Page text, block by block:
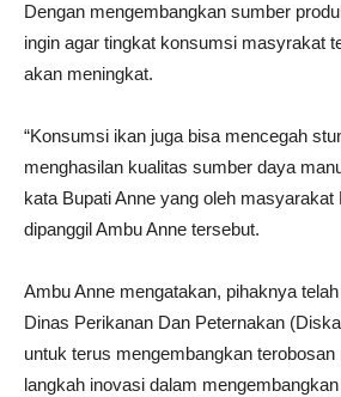
Dengan mengembangkan sumber
ingin agar tingkat konsumsi masyrakat
akan meningkat.
“Konsumsi ikan juga bisa mencegah
menghasilan kualitas sumber daya
kata Bupati Anne yang oleh
dipanggil Ambu Anne tersebut.
Ambu Anne mengatakan, pihaknya
Dinas Perikanan Dan Peternakan
untuk terus mengembangkan
langkah inovasi dalam